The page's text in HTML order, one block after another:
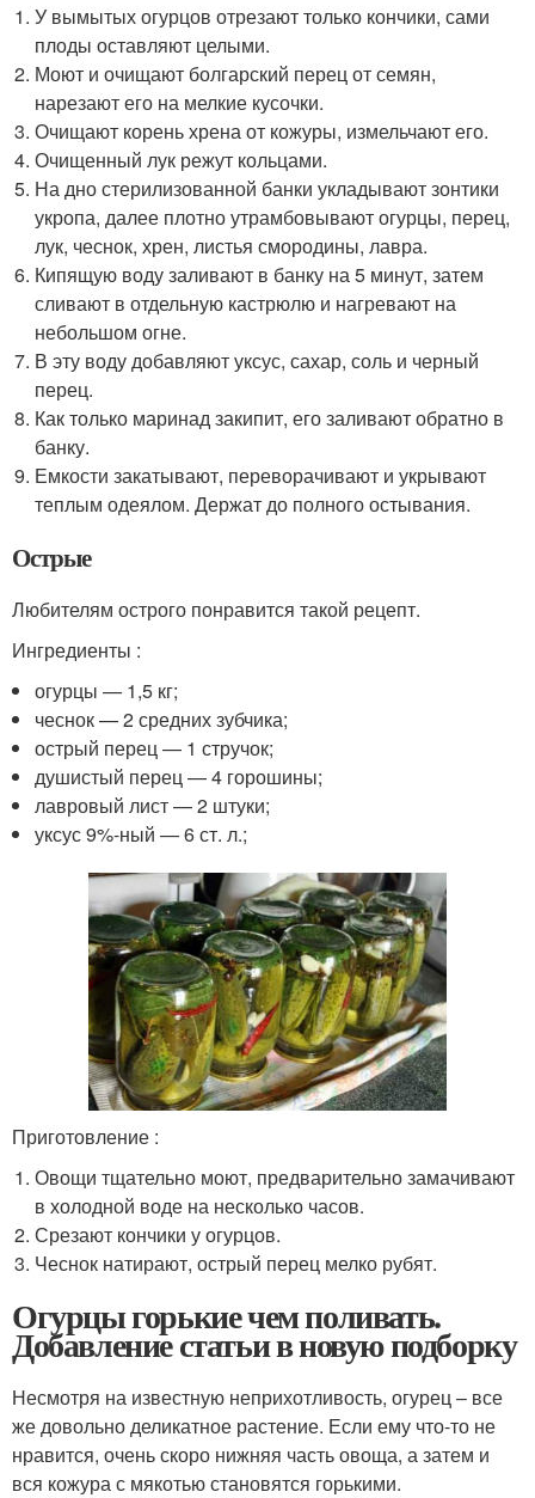
У вымытых огурцов отрезают только кончики, сами
плоды оставляют целыми.
Моют и очищают болгарский перец от семян,
нарезают его на мелкие кусочки.
Очищают корень хрена от кожуры, измельчают его.
Очищенный лук режут кольцами.
На дно стерилизованной банки укладывают зонтики
укропа, далее плотно утрамбовывают огурцы, перец,
лук, чеснок, хрен, листья смородины, лавра.
Кипящую воду заливают в банку на 5 минут, затем
сливают в отдельную кастрюлю и нагревают на
небольшом огне.
В эту воду добавляют уксус, сахар, соль и черный
перец.
Как только маринад закипит, его заливают обратно в
банку.
Емкости закатывают, переворачивают и укрывают
теплым одеялом. Держат до полного остывания.
Острые
Любителям острого понравится такой рецепт.
Ингредиенты :
огурцы — 1,5 кг;
чеснок — 2 средних зубчика;
острый перец — 1 стручок;
душистый перец — 4 горошины;
лавровый лист — 2 штуки;
уксус 9%-ный — 6 ст. л.;
Приготовление :
Овощи тщательно моют, предварительно замачивают
в холодной воде на несколько часов.
Срезают кончики у огурцов.
Чеснок натирают, острый перец мелко рубят.
Огурцы горькие чем поливать.
Добавление статьи в новую подборку
Несмотря на известную неприхотливость, огурец – все
же довольно деликатное растение. Если ему что-то не
нравится, очень скоро нижняя часть овоща, а затем и
вся кожура с мякотью становятся горькими.